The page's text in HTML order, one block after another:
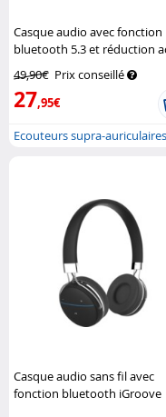
Casque audio avec fonction
bluetooth 5.3 et réduction
49,90€ Prix conseillé
27,95€
Ecouteurs supra-auriculaires
Casque audio sans fil avec
fonction bluetooth iGroove